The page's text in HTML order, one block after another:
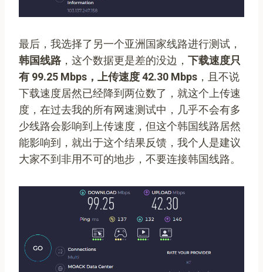
最后，我选择了另一个亚洲国家线路进行测试，
韩国线路 ，这个数据更是差的没边， 下载速度只
有 99.25 Mbps，上传速度 42.30 Mbps ，且不说
下载速度居然已经降到两位数了，就这个上传速
度，在过去我的所有网速测试中，几乎不会有多
少线路会影响到上传速度，但这个韩国线路居然
能影响到，就出于这个结果反馈，我个人是建议
大家不到非用不可的地步，不要连接韩国线路。